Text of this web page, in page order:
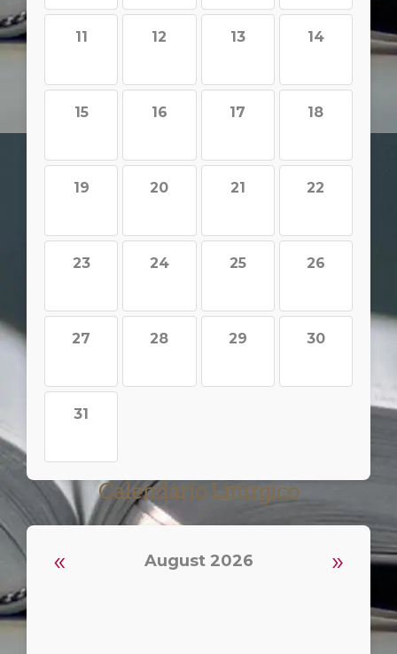
11 12 13 14
15 16 17 18
19 20 21 22
23 24 25 26
27 28 29 30
31
Calendário Litúrgico
« August 2026 »